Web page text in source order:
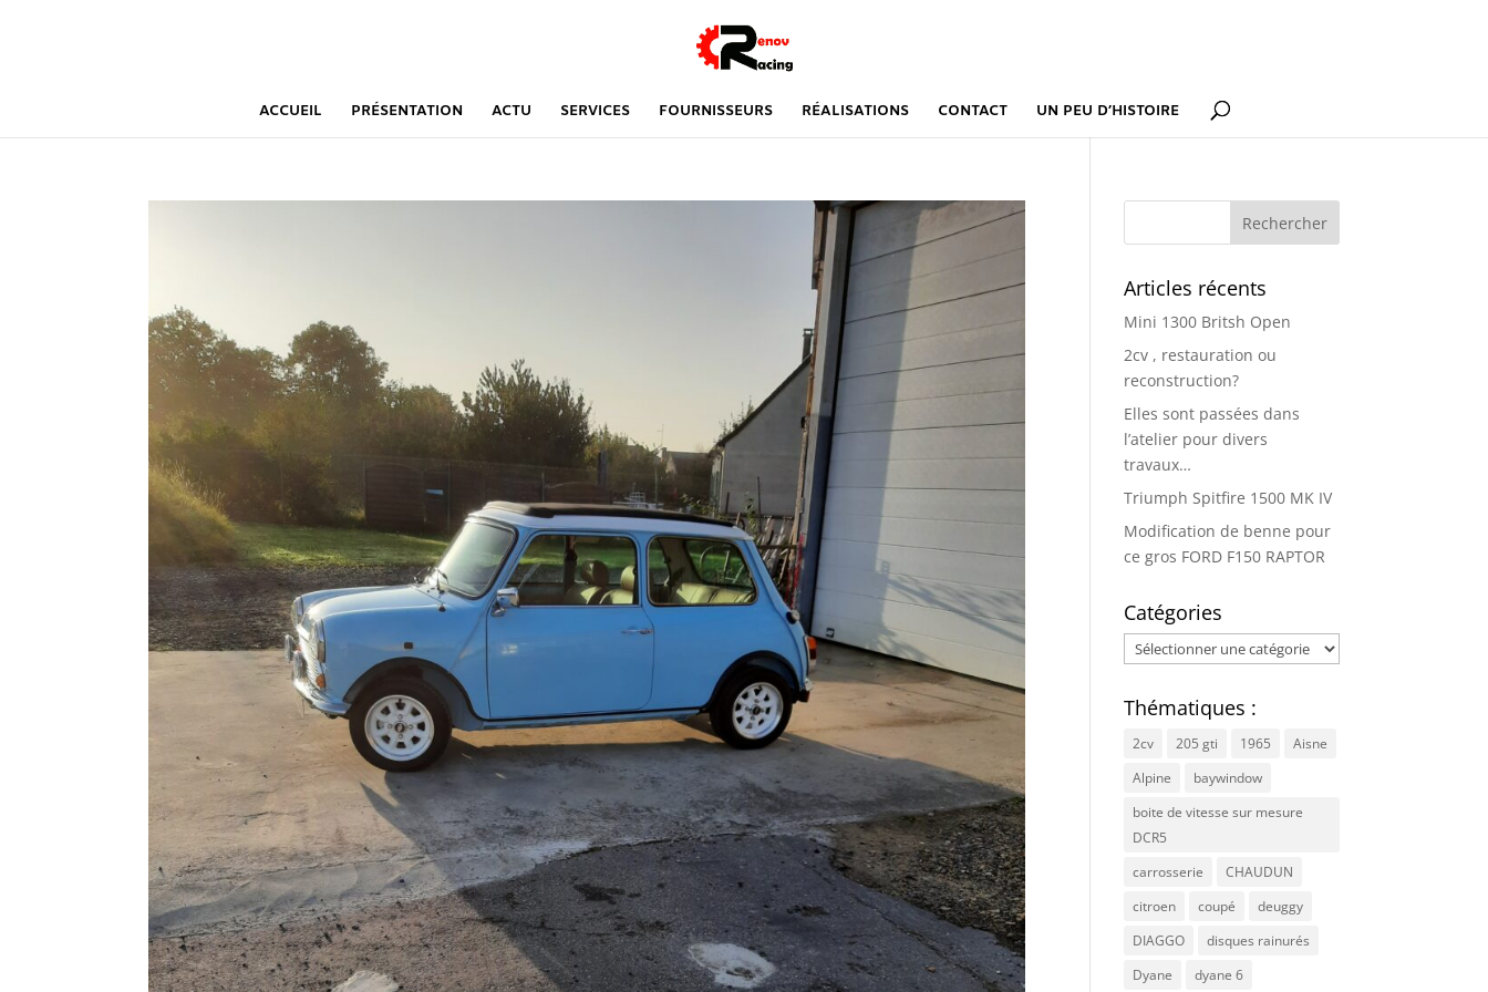
ACCUEIL PRÉSENTATION ACTU SERVICES FOURNISSEURS RÉALISATIONS CONTACT UN PEU D’HISTOIRE
Articles récents
Mini 1300 Britsh Open
2cv , restauration ou
reconstruction?
Elles sont passées dans
l’atelier pour divers
travaux…
Triumph Spitfire 1500 MK IV
Modification de benne pour
ce gros FORD F150 RAPTOR
Catégories
Catégories
Thématiques :
2cv 205 gti 1965
Aisne
Alpine
baywindow
boite de vitesse sur mesure
DCR5
carrosserie
CHAUDUN
citroen
coupé
deuggy
DIAGGO
disques rainurés
Dyane
dyane 6